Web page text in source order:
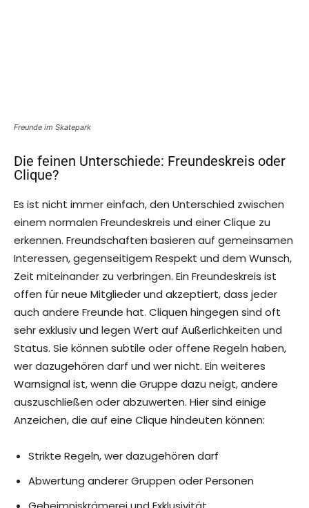
Freunde im Skatepark
Die feinen Unterschiede: Freundeskreis oder
Clique?
Es ist nicht immer einfach, den Unterschied zwischen
einem normalen Freundeskreis und einer Clique zu
erkennen. Freundschaften basieren auf gemeinsamen
Interessen, gegenseitigem Respekt und dem Wunsch,
Zeit miteinander zu verbringen. Ein Freundeskreis ist
offen für neue Mitglieder und akzeptiert, dass jeder
auch andere Freunde hat. Cliquen hingegen sind oft
sehr exklusiv und legen Wert auf Äußerlichkeiten und
Status. Sie können subtile oder offene Regeln haben,
wer dazugehören darf und wer nicht. Ein weiteres
Warnsignal ist, wenn die Gruppe dazu neigt, andere
auszuschließen oder abzuwerten. Hier sind einige
Anzeichen, die auf eine Clique hindeuten können:
Strikte Regeln, wer dazugehören darf
Abwertung anderer Gruppen oder Personen